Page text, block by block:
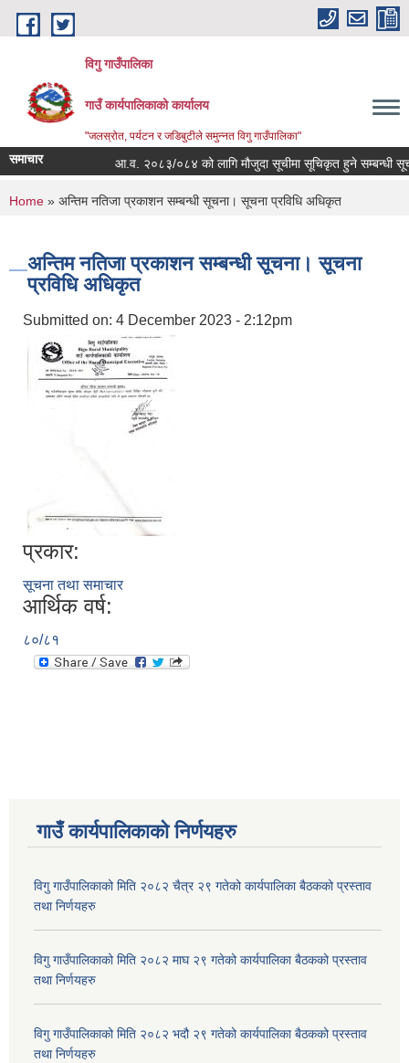
Skip to main content
विगु गाउँपालिका
गाउँ कार्यपालिकाको कार्यालय
"जलस्रोत, पर्यटन र जडिबुटीले समुन्नत विगु गाउँपालिका"
समाचार आ.व. २०८३/०८४ को लागि मौजुदा सूचीमा सूचिकृत हुने सम्बन्धी सूचना
You are here
Home » अन्तिम नतिजा प्रकाशन सम्बन्धी सूचना। सूचना प्रविधि अधिकृत
अन्तिम नतिजा प्रकाशन सम्बन्धी सूचना। सूचना
प्रविधि अधिकृत
Submitted on: 4 December 2023 - 2:12pm
प्रकार:
सूचना तथा समाचार
आर्थिक वर्ष:
८०/८१
गाउँ कार्यपालिकाकाे निर्णयहरु
विगु गाउँपालिकाको मिति २०८२ चैत्र २९ गतेको कार्यपालिका बैठकको प्रस्ताव
तथा निर्णयहरु
विगु गाउँपालिकाको मिति २०८२ माघ २९ गतेको कार्यपालिका बैठकको प्रस्ताव
तथा निर्णयहरु
विगु गाउँपालिकाको मिति २०८२ भदौ २९ गतेको कार्यपालिका बैठकको प्रस्ताव
तथा निर्णयहरु